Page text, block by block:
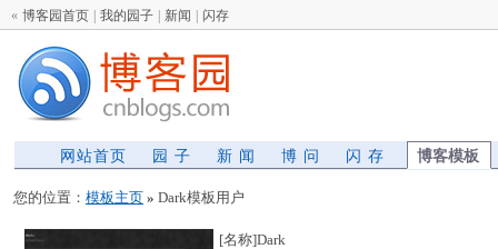
« 博客园首页 我的园子 新闻 闪存
网站首页 园 子 新 闻 博 问 闪 存 博客模板
您的位置： 模板主页 » Dark模板用户
[名称]Dark